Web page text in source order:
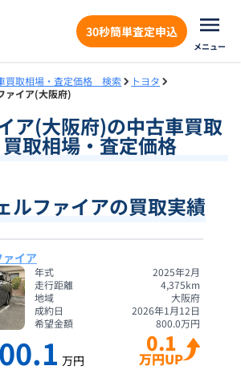
30秒簡単査定申込
メニュー
買取相場・査定価格 検索
トヨタ
ァイア(大阪府)
ア(大阪府)の中古車買取
取相場・査定価格
ルファイアの買取実績
ァイア
年式
2025年2月
走行距離
4,375km
地域
大阪府
成約日
2026年1月12日
希望金額
800.0万円
万円
0.1
万円UP